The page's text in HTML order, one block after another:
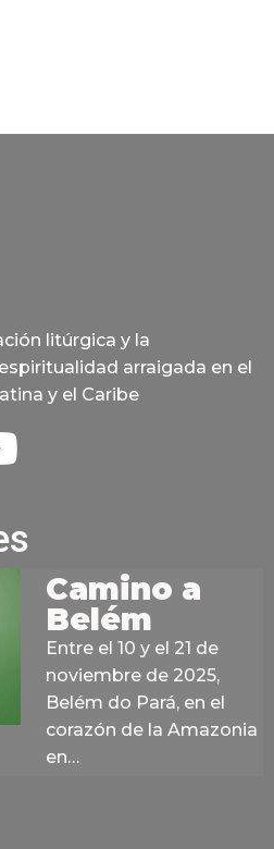
litúrgica y la
arraigada en el
y el Caribe
Camino a
Belém
Entre el 10 y el 21 de
noviembre de 2025,
Belém do Pará, en el
corazón de la Amazonia
en…